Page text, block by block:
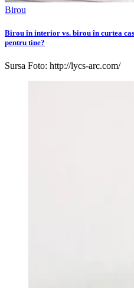
Birou
Birou în interior vs. birou în curtea
pentru tine?
Sursa Foto: http://lycs-arc.com/